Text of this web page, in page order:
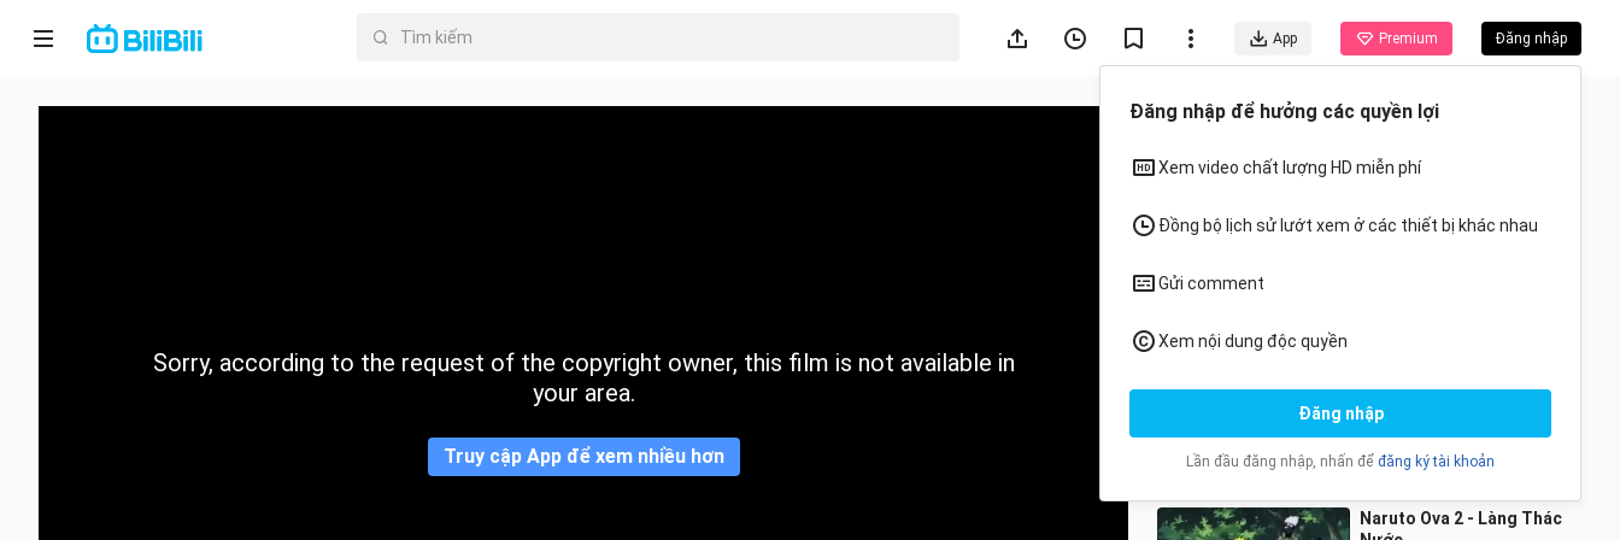
App Premium Đăng nhập
Trang chủ
Sorry, according to the request of the copyright owner, this film is not available in
your area.
Truy cập App để xem nhiều hơn
Tất cả Anime
21:24
Thủ lĩnh thẻ bài tập 14
Cuong Pham_3999
6 Lượt xem
Naruto Ova 2 - Làng Thác